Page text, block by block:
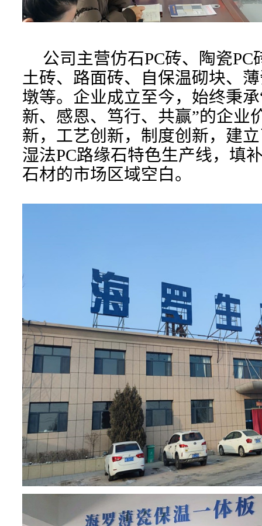
公司主营仿石PC砖、陶瓷
土砖、路面砖、自保温砌块、
墩等。企业成立至今，始终秉
新、感恩、笃行、共赢”的企业
新，工艺创新，制度创新，建
湿法PC路缘石特色生产线，填
石材的市场区域空白。